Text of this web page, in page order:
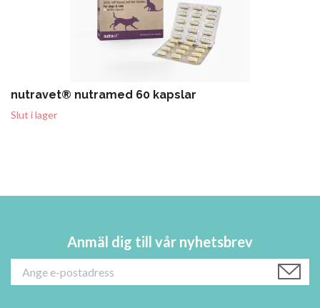
nutravet® nutramed 60 kapslar
Slut i lager
Anmäl dig till vår nyhetsbrev